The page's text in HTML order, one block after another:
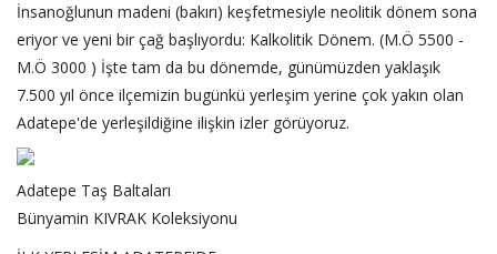
İnsanoğlunun madeni (bakırı) keşfetmesiyle neolitik dönem sona
eriyor ve yeni bir çağ başlıyordu: Kalkolitik Dönem. (M.Ö 5500 -
M.Ö 3000 ) İşte tam da bu dönemde, günümüzden yaklaşık
7.500 yıl önce ilçemizin bugünkü yerleşim yerine çok yakın olan
Adatepe'de yerleşildiğine ilişkin izler görüyoruz.
Adatepe Taş Baltaları
Bünyamin KIVRAK Koleksiyonu